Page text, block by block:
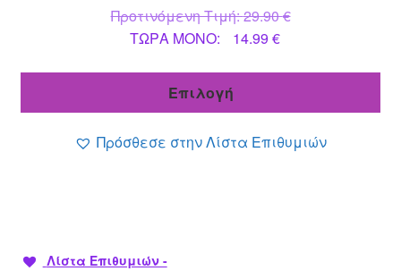
Προτινόμενη Τιμή:29.90€Original
ΤΩΡΑ MONO: 14.99 €Η
Επιλογή
Πρόσθεσε στην Λίστα Επιθυμιών
Λίστα Επιθυμιών -